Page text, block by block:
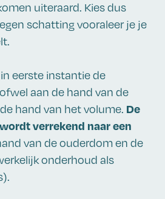
uiteraard. Kies dus
schatting vooraleer je je
eerste instantie de
ofwel aan de hand van de
hand van het volume. De
verrekend naar een
van de ouderdom en de
onderhoud als